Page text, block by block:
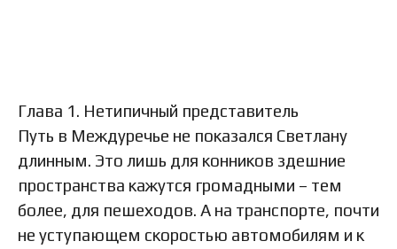
Глава 1. Нетипичный представитель
Путь в Междуречье не показался Светлану
длинным. Это лишь для конников здешние
пространства кажутся громадными – тем
более, для пешеходов. А на транспорте, почти
не уступающем скоростью автомобилям и к